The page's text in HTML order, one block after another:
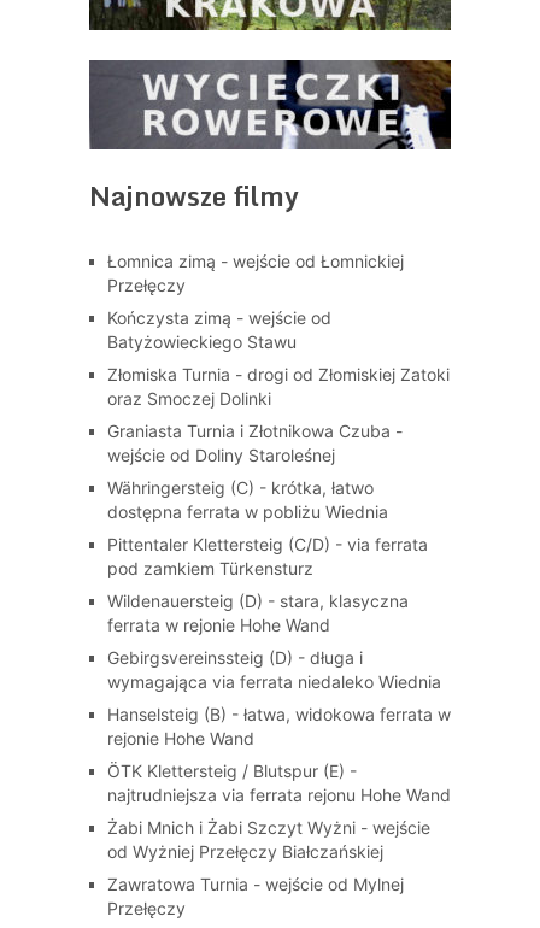
Najnowsze filmy
Łomnica zimą - wejście od Łomnickiej
Przełęczy
Kończysta zimą - wejście od
Batyżowieckiego Stawu
Złomiska Turnia - drogi od Złomiskiej Zatoki
oraz Smoczej Dolinki
Graniasta Turnia i Złotnikowa Czuba -
wejście od Doliny Staroleśnej
Währingersteig (C) - krótka, łatwo
dostępna ferrata w pobliżu Wiednia
Pittentaler Klettersteig (C/D) - via ferrata
pod zamkiem Türkensturz
Wildenauersteig (D) - stara, klasyczna
ferrata w rejonie Hohe Wand
Gebirgsvereinssteig (D) - długa i
wymagająca via ferrata niedaleko Wiednia
Hanselsteig (B) - łatwa, widokowa ferrata w
rejonie Hohe Wand
ÖTK Klettersteig / Blutspur (E) -
najtrudniejsza via ferrata rejonu Hohe Wand
Żabi Mnich i Żabi Szczyt Wyżni - wejście
od Wyżniej Przełęczy Białczańskiej
Zawratowa Turnia - wejście od Mylnej
Przełęczy